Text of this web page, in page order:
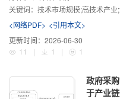
关键词： 技术市场规模;高技术产
<网络PDF> <引用本文>
更新时间： 2026-06-30
11
| 1 | 1
政府采
于产业